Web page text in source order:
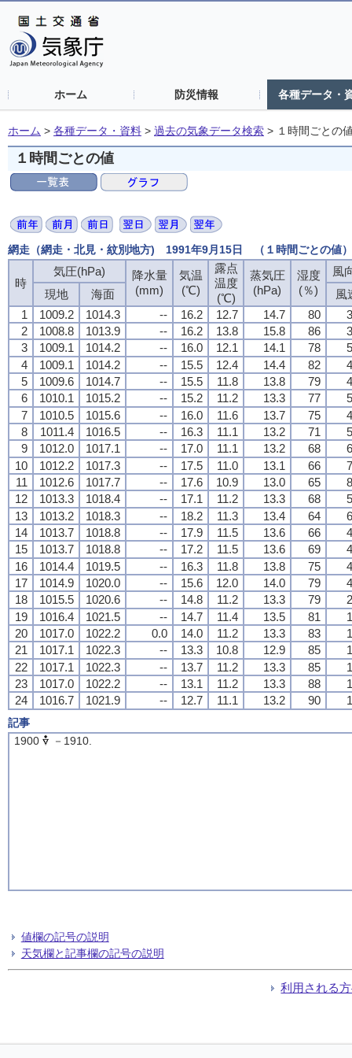
ホーム 防災情報 各種データ・
ホーム > 各種データ・資料 > 過去の気象データ検索 > １時間ごとの
１時間ごとの値
網走（網走・北見・紋別地方) 1991年9月15日 （１時間ごとの値）
時
気圧(hPa)
降水量
(mm)
気温
(℃)
露点
温度
(℃)
蒸気圧
(hPa)
湿度
(％)
風
現地
海面
風
1
1009.2 1014.3 -- 16.2 12.7 14.7 80
2
1008.8 1013.9 -- 16.2 13.8 15.8 86
3
1009.1 1014.2 -- 16.0 12.1 14.1 78
4
1009.1 1014.2 -- 15.5 12.4 14.4 82
5
1009.6 1014.7 -- 15.5 11.8 13.8 79
6
1010.1 1015.2 -- 15.2 11.2 13.3 77
7
1010.5 1015.6 -- 16.0 11.6 13.7 75
8
1011.4 1016.5 -- 16.3 11.1 13.2 71
9
1012.0 1017.1 -- 17.0 11.1 13.2 68
10
1012.2 1017.3 -- 17.5 11.0 13.1 66
11
1012.6 1017.7 -- 17.6 10.9 13.0 65
12
1013.3 1018.4 -- 17.1 11.2 13.3 68
13
1013.2 1018.3 -- 18.2 11.3 13.4 64
14
1013.7 1018.8 -- 17.9 11.5 13.6 66
15
1013.7 1018.8 -- 17.2 11.5 13.6 69
16
1014.4 1019.5 -- 16.3 11.8 13.8 75
17
1014.9 1020.0 -- 15.6 12.0 14.0 79
18
1015.5 1020.6 -- 14.8 11.2 13.3 79
19
1016.4 1021.5 -- 14.7 11.4 13.5 81
20
1017.0 1022.2 0.0 14.0 11.2 13.3 83
21
1017.1 1022.3 -- 13.3 10.8 12.9 85
22
1017.1 1022.3 -- 13.7 11.2 13.3 85
23
1017.0 1022.2 -- 13.1 11.2 13.3 88
24
1016.7 1021.9 -- 12.7 11.1 13.2 90
記事
1900
－1910.
値欄の記号の説明
天気欄と記事欄の記号の説明
利用される